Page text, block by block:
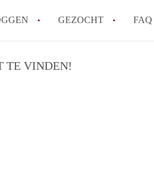
GEZOCHT FAQ
Ik wil als verhuurder hulp van een
TE VINDEN!